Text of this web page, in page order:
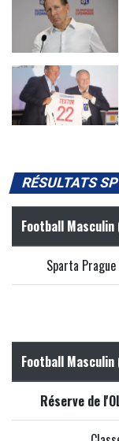
RÉSULTATS
Football Masculin
Sparta Prague
Football Masculin
Réserve de